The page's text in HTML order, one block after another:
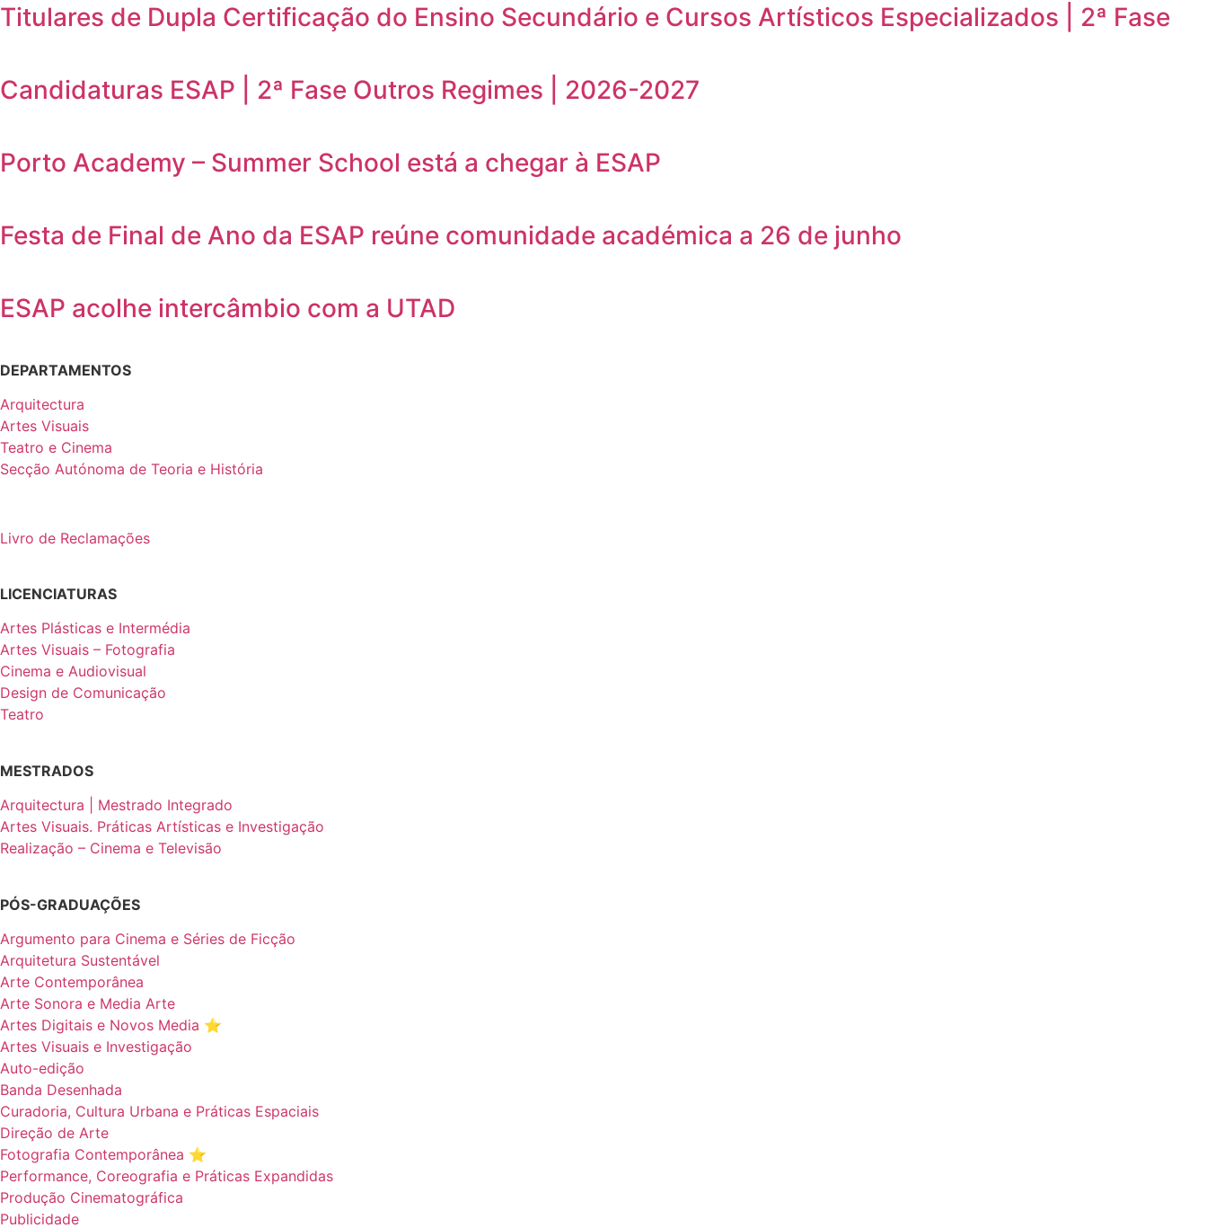
Titulares de Dupla Certificação do Ensino Secundário e Cursos Artísticos Especializados | 2ª Fase
Candidaturas ESAP | 2ª Fase Outros Regimes | 2026-2027
Porto Academy – Summer School está a chegar à ESAP
Festa de Final de Ano da ESAP reúne comunidade académica a 26 de junho
ESAP acolhe intercâmbio com a UTAD
DEPARTAMENTOS
Arquitectura
Artes Visuais
Teatro e Cinema
Secção Autónoma de Teoria e História
Livro de Reclamações
LICENCIATURAS
Artes Plásticas e Intermédia
Artes Visuais – Fotografia
Cinema e Audiovisual
Design de Comunicação
Teatro
MESTRADOS
Arquitectura | Mestrado Integrado
Artes Visuais. Práticas Artísticas e Investigação
Realização – Cinema e Televisão
PÓS-GRADUAÇÕES
Argumento para Cinema e Séries de Ficção
Arquitetura Sustentável
Arte Contemporânea
Arte Sonora e Media Arte
Artes Digitais e Novos Media ⭐️
Artes Visuais e Investigação
Auto-edição
Banda Desenhada
Curadoria, Cultura Urbana e Práticas Espaciais
Direção de Arte
Fotografia Contemporânea ⭐️
Performance, Coreografia e Práticas Expandidas
Produção Cinematográfica
Publicidade